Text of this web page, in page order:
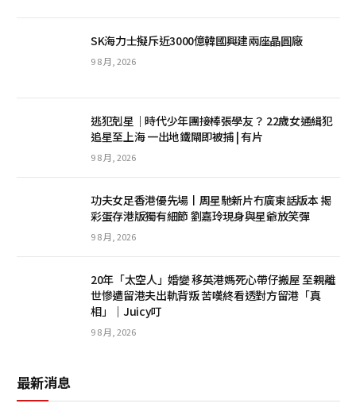
SK海力士擬斥近3000億韓國興建兩座晶圓廠
9 8 月, 2026
逃犯剋星｜時代少年團接棒張學友？ 22歲女通緝犯
追星至上海 一出地鐵閘即被捕 | 有片
9 8 月, 2026
功夫女足香港優先場丨周星馳新片冇廣東話版本 揭
彩蛋存港版獨有細節 劉嘉玲現身與星爺放笑彈
9 8 月, 2026
20年「太空人」婚變 移英港媽死心帶仔搬屋 至親離
世慘遭留港夫出軌背叛 苦嘆終看透對方留港「真
相」｜Juicy叮
9 8 月, 2026
最新消息